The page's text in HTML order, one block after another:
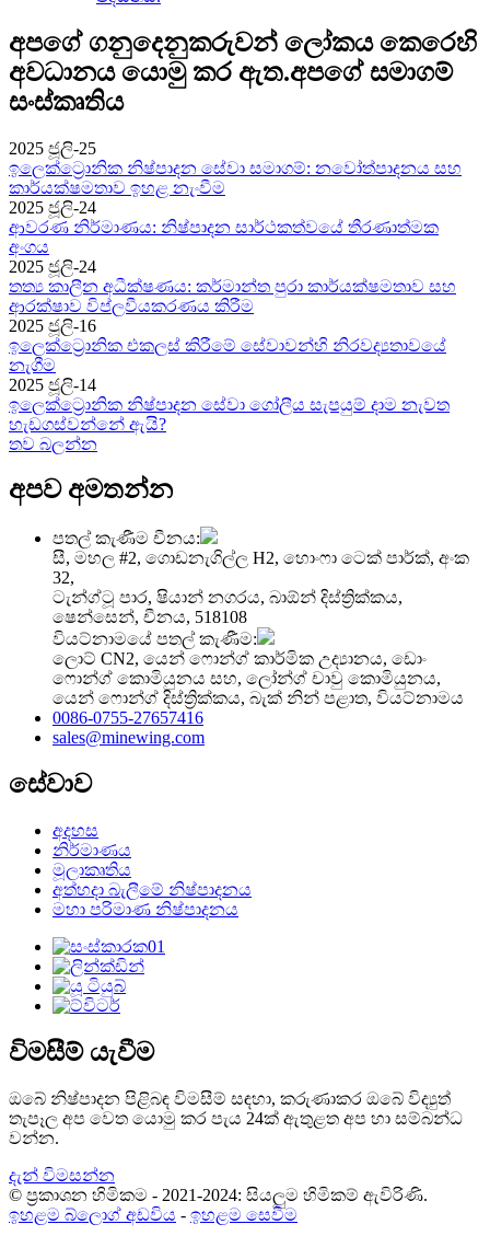
අපගේ ගනුදෙනුකරුවන් ලෝකය කෙරෙහි
අවධානය යොමු කර ඇත.අපගේ සමාගම්
සංස්කෘතිය
2025 ජූලි-25
ඉලෙක්ට්‍රොනික නිෂ්පාදන සේවා සමාගම්: නවෝත්පාදනය සහ
කාර්යක්ෂමතාව ඉහළ නැංවීම
2025 ජූලි-24
ආවරණ නිර්මාණය: නිෂ්පාදන සාර්ථකත්වයේ තීරණාත්මක
අංගය
2025 ජූලි-24
තත්‍ය කාලීන අධීක්ෂණය: කර්මාන්ත පුරා කාර්යක්ෂමතාව සහ
ආරක්ෂාව විප්ලවීයකරණය කිරීම
2025 ජූලි-16
ඉලෙක්ට්‍රොනික එකලස් කිරීමේ සේවාවන්හි නිරවද්‍යතාවයේ
නැගීම
2025 ජූලි-14
ඉලෙක්ට්‍රොනික නිෂ්පාදන සේවා ගෝලීය සැපයුම් දාම නැවත
හැඩගස්වන්නේ ඇයි?
තව බලන්න
අපව අමතන්න
පතල් කැණීම චීනය:
සී, මහල #2, ගොඩනැගිල්ල H2, හොංෆා ටෙක් පාර්ක්, අංක
32,
ටැන්ග්ටූ පාර, ෂියාන් නගරය, බාඕන් දිස්ත්‍රික්කය,
ෂෙන්සෙන්, චීනය, 518108
වියට්නාමයේ පතල් කැණීම:
ලොට් CN2, යෙන් ෆොන්ග් කාර්මික උද්‍යානය, ඩොං
ෆොන්ග් කොමියුනය සහ, ලෝන්ග් චාවු කොමියුනය,
යෙන් ෆොන්ග් දිස්ත්‍රික්කය, බැක් නින් පළාත, වියට්නාමය
0086-0755-27657416
sales@minewing.com
සේවාව
අදහස
නිර්මාණය
මූලාකෘතිය
අත්හදා බැලීමේ නිෂ්පාදනය
මහා පරිමාණ නිෂ්පාදනය
විමසීම් යැවීම
ඔබේ නිෂ්පාදන පිළිබඳ විමසීම් සඳහා, කරුණාකර ඔබේ විද්‍යුත්
තැපෑල අප වෙත යොමු කර පැය 24ක් ඇතුළත අප හා සම්බන්ධ
වන්න.
දැන් විමසන්න
© ප්‍රකාශන හිමිකම - 2021-2024: සියලුම හිමිකම් ඇවිරිණි.
ඉහළම බ්ලොග් අඩවිය - ඉහළම සෙවීම